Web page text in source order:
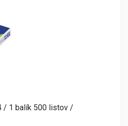
/ 1 balík 500 listov /